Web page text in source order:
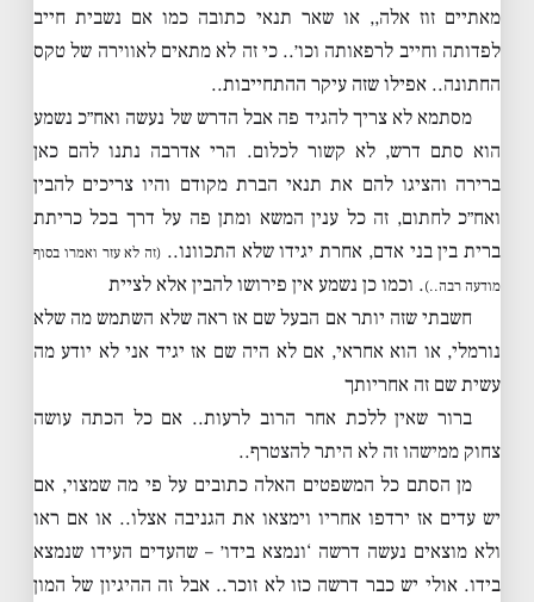
מאתיים זוז אלה,, או שאר תנאי כתובה כמו אם נשבית חייב
לפדותה וחייב לרפאותה וכו׳.. כי זה לא מתאים לאווירה של טקס
החתונה.. אפילו שזה עיקר ההתחייבות..
מסתמא לא צריך להגיד פה אבל הדרש של נעשה ואח״כ נשמע
הוא סתם דרש, לא קשור לכלום. הרי אדרבה נתנו להם כאן
ברירה והציגו להם את תנאי הברת מקודם והיו צריכים להבין
ואח״כ לחתום, זה כל ענין המשא ומתן פה על דרך בכל כריתת
ברית בין בני אדם, אחרת יגידו שלא התכוונו.. (זה לא עזר ואמרו בסוף
מודעה רבה..). וכמו כן נשמע אין פירושו להבין אלא לציית
חשבתי שזה יותר אם הבעל שם אז ראה שלא השתמש מה שלא
נורמלי, או הוא אחראי, אם לא היה שם אז יגיד אני לא יודע מה
עשית שם זה אחריותך
ברור שאין ללכת אחר הרוב לרעות.. אם כל הכתה עושה
צחוק ממישהו זה לא היתר להצטרף..
מן הסתם כל המשפטים האלה כתובים על פי מה שמצוי, אם
יש עדים אז ירדפו אחריו וימצאו את הגניבה אצלו.. או אם ראו
ולא מוצאים נעשה דרשה ‘ונמצא בידו׳ – שהעדים העידו שנמצא
בידו. אולי יש כבר דרשה כזו לא זוכר.. אבל זה ההיגיון של המון